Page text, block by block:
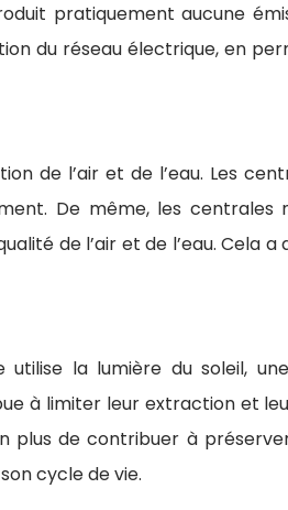
pratiquement aucune
du réseau électrique, en
de l’air et de l’eau. Les
De même, les
de l’air et de l’eau. Cela
utilise la lumière du soleil,
à limiter leur extraction et
de contribuer à
cycle de vie.